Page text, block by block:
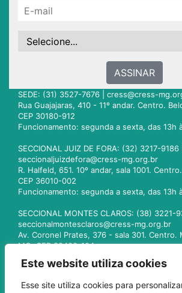
Este website utiliza cookies
Esse site utiliza cookies para
ASSINAR
SEDE: (31) 3527-7676 | cress@cress-
Rua Guajajaras, 410 - 11º andar. Centro.
CEP 30180-912
Funcionamento: segunda a sexta, das 13h
SECCIONAL JUIZ DE FORA: (32) 3217-9186 |
seccionaljuizdefora@cress-mg.org.br
R. Halfeld, 651. 10º andar, sala 1001.
CEP 36010-002
Funcionamento: segunda a sexta, das 13h
SECCIONAL MONTES CLAROS: (38) 3221-
seccionalmontesclaros@cress-mg.org.br
Av. Coronel Prates, 376 - sala 301. Centro.
MG. CEP 39400-104
seccionaluberlandia@cress-mg.org.br